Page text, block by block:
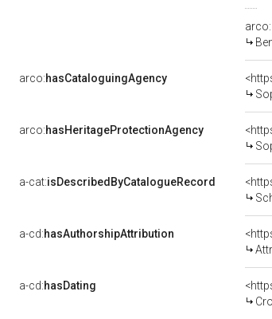
arco:hasCataloguingAgency
arco:hasHeritageProtectionAgency
a-cat:isDescribedByCatalogueRecord
a-cd:hasAuthorshipAttribution
a-cd:hasDating